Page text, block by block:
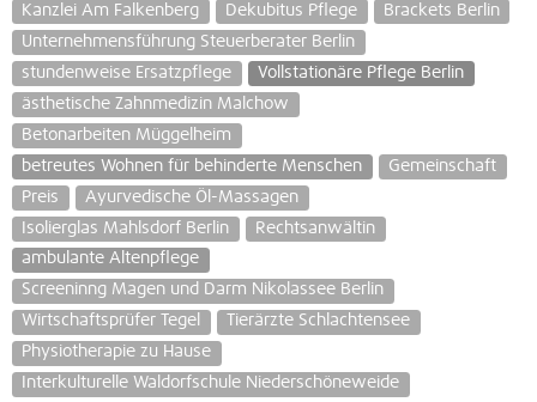
Kanzlei Am Falkenberg
Dekubitus Pflege
Brackets Berlin
Unternehmensführung Steuerberater Berlin
stundenweise Ersatzpflege
Vollstationäre Pflege Berlin
ästhetische Zahnmedizin Malchow
Betonarbeiten Müggelheim
betreutes Wohnen für behinderte Menschen
Gemeinschaft
Preis
Ayurvedische Öl-Massagen
Isolierglas Mahlsdorf Berlin
Rechtsanwältin
ambulante Altenpflege
Screeninng Magen und Darm Nikolassee Berlin
Wirtschaftsprüfer Tegel
Tierärzte Schlachtensee
Physiotherapie zu Hause
Interkulturelle Waldorfschule Niederschöneweide